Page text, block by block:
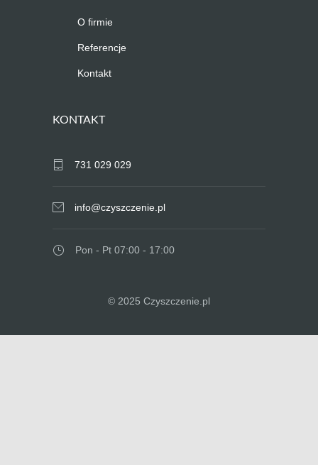
O firmie
Referencje
Kontakt
KONTAKT
731 029 029
info@czyszczenie.pl
Pon - Pt 07:00 - 17:00
© 2025 Czyszczenie.pl